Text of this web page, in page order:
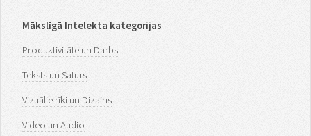
Mākslīgā Intelekta kategorijas
Produktivitāte un Darbs
Teksts un Saturs
Vizuālie rīki un Dizains
Video un Audio